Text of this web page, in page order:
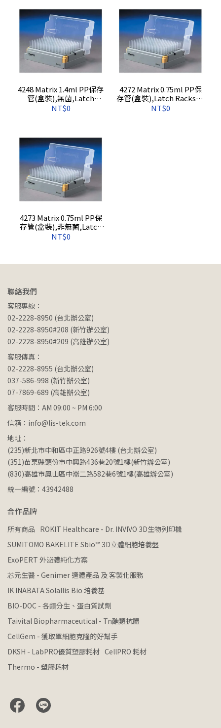
4248 Matrix 1.4ml PP保存
管(盒裝),無菌,Latch
Racks of 96 Tubes,
NT$0
4272 Matrix 0.75ml PP保
存管(盒裝),Latch Racks of
96 Tubes, 960s/cs
NT$0
4273 Matrix 0.75ml PP保
存管(盒裝),非無菌,Latch
Racks of 96 Tubes,
NT$0
聯絡我們
客服專線：
02-2228-8950 (台北辦公室)
02-2228-8950#208 (新竹辦公室)
02-2228-8950#209 (高雄辦公室)
客服傳真：
02-2228-8955 (台北辦公室)
037-586-998 (新竹辦公室)
07-7869-689 (高雄辦公室)
客服時間：AM 09:00 ~ PM 6:00
信箱：info@lis-tek.com
地址：
(235)新北市中和區中正路926號4樓 (台北辦公室)
(351)苗栗縣頭份市中興路436巷20號1樓(新竹辦公室)
(830)高雄市鳳山區中崙二路582巷6號1樓(高雄辦公室)
統一編號：43942488
合作品牌
所有商品 ROKIT Healthcare - Dr. INVIVO 3D生物列印機
SUMITOMO BAKELITE Sbio™ 3D立體細胞培養盤
ExoPERT 外泌體純化方案
芯元生醫 - Genimer 適體產品 及 客製化服務
IK INABATA Solallis Bio 培養基
BIO-DOC - 各類分生、蛋白質試劑
Taivital Biopharmaceutical - Tn醣類抗體
CellGem - 獲取單細胞克隆的好幫手
DKSH - LabPRO優質塑膠耗材 CellPRO 耗材
Thermo - 塑膠耗材